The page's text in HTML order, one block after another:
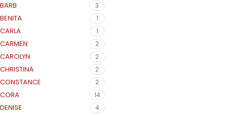
BARB 3
BENITA 1
CARLA 1
CARMEN 2
CAROLYN 2
CHRISTINA 2
CONSTANCE 2
CORA 14
DENISE 4